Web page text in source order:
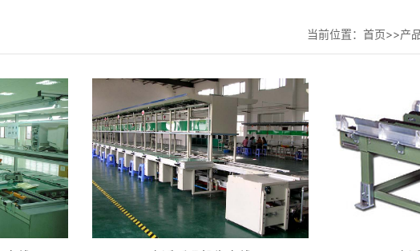
当前位置： 首页>>产